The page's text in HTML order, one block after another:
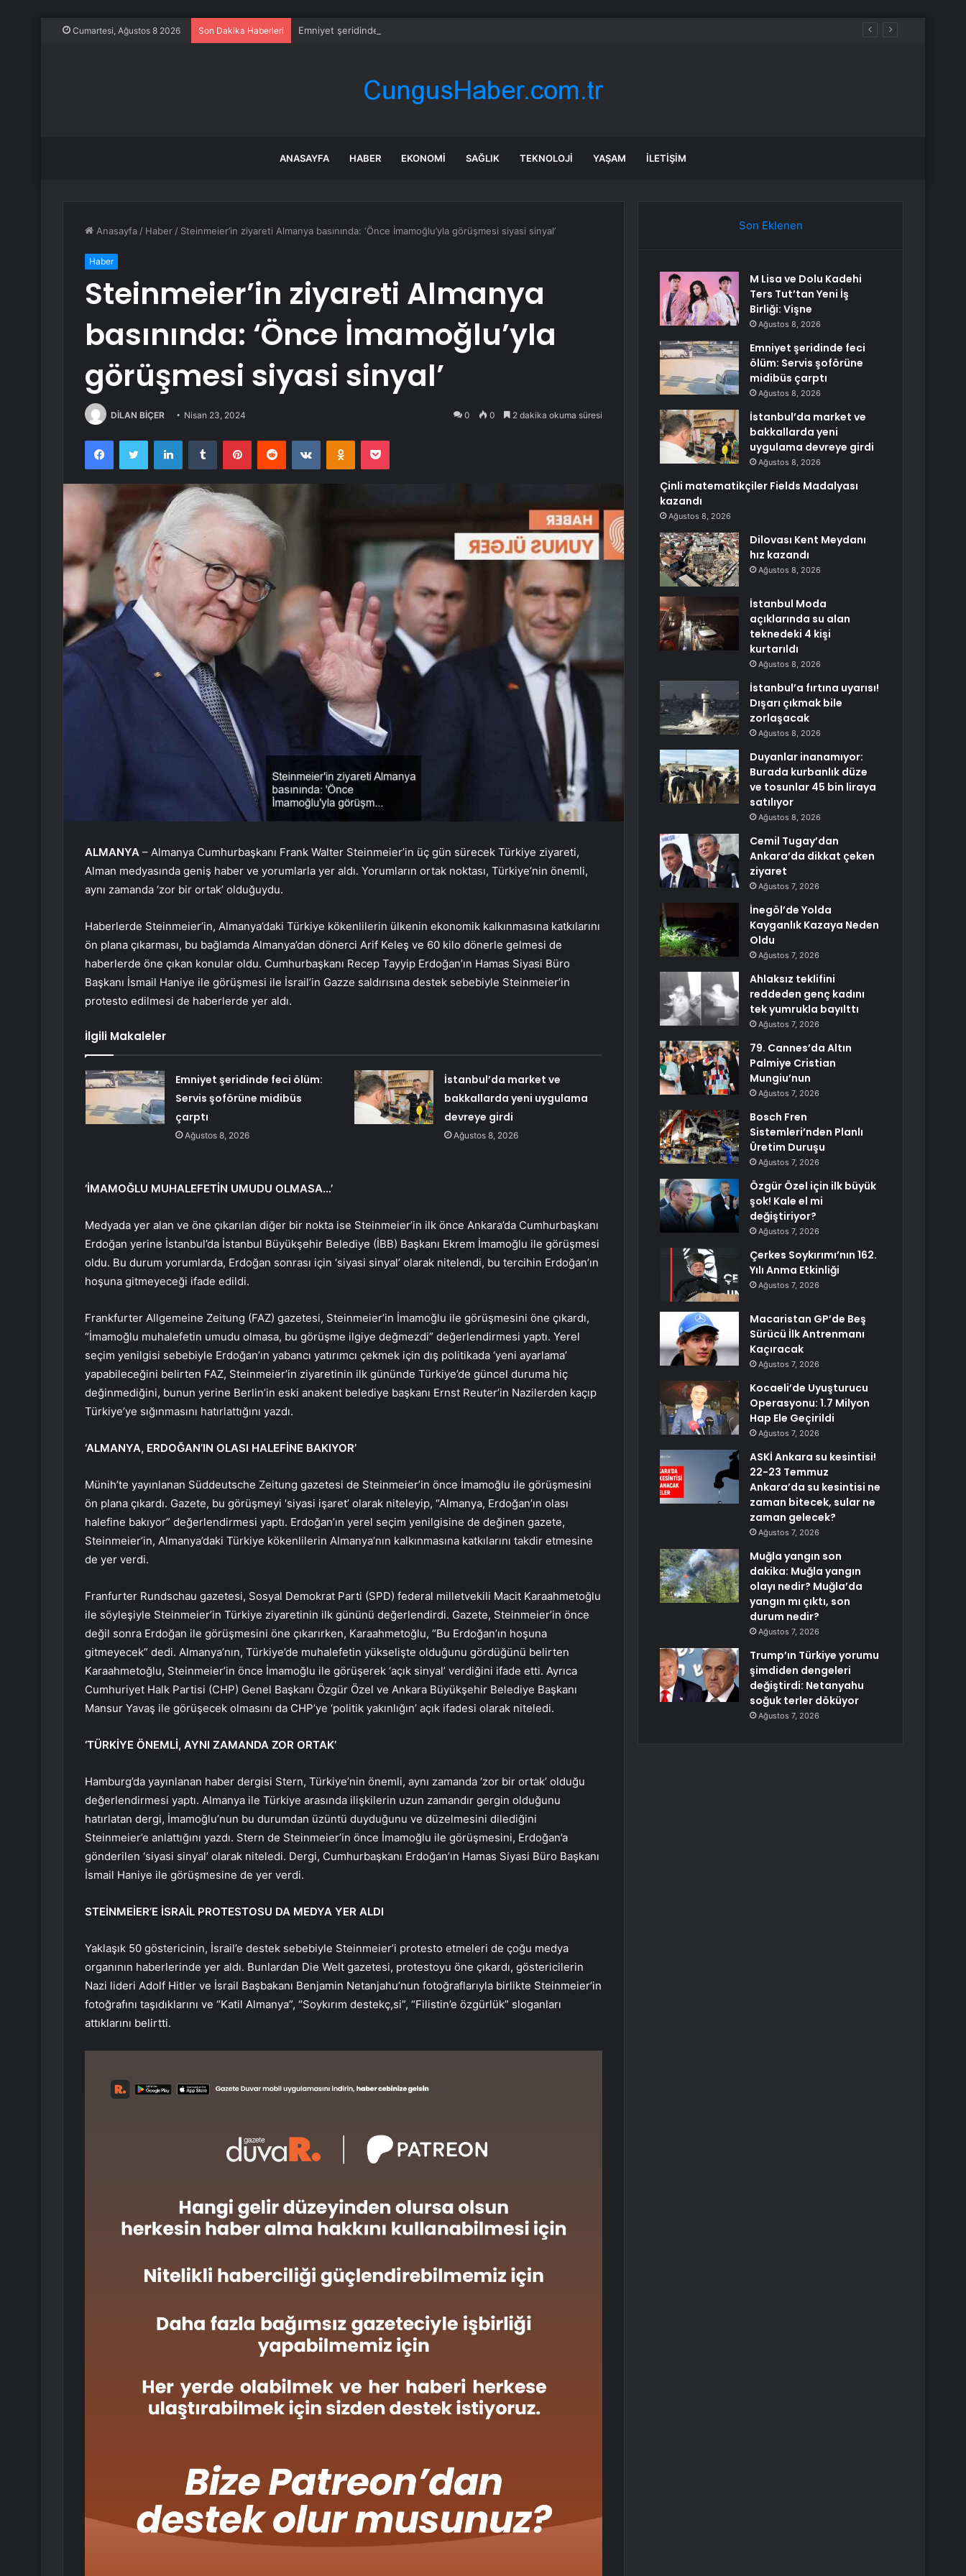
Cumartesi, Ağustos 8 2026 Son Dakika Haberleri Emniyet şeridinde feci ölüm: Servis şoförüne midibüs çarptı
ANASAYFA HABER EKONOMI SAĞLIK TEKNOLOJI YAŞAM İLETIŞIM
Anasayfa / Haber / Steinmeier’in ziyareti Almanya basınında: ‘Önce İmamoğlu’yla görüşmesi siyasi sinyal’
Haber
Steinmeier’in ziyareti Almanya
basınında: ‘Önce İmamoğlu’yla
görüşmesi siyasi sinyal’
DİLAN BİÇER Nisan 23, 2024 0 0 2 dakika okuma süresi
FacebookTwitter LinkedInTumblr PinterestReddit VKontakteOdnoklassniki
Pocket
ALMANYA – Almanya Cumhurbaşkanı Frank Walter Steinmeier’in üç gün sürecek Türkiye ziyareti,
Alman medyasında geniş haber ve yorumlarla yer aldı. Yorumların ortak noktası, Türkiye’nin önemli,
aynı zamanda ‘zor bir ortak’ olduğuydu.
Haberlerde Steinmeier’in, Almanya’daki Türkiye kökenlilerin ülkenin ekonomik kalkınmasına katkılarını
ön plana çıkarması, bu bağlamda Almanya’dan dönerci Arif Keleş ve 60 kilo dönerle gelmesi de
haberlerde öne çıkan konular oldu. Cumhurbaşkanı Recep Tayyip Erdoğan’ın Hamas Siyasi Büro
Başkanı İsmail Haniye ile görüşmesi ile İsrail’in Gazze saldırısına destek sebebiyle Steinmeier’in
protesto edilmesi de haberlerde yer aldı.
İlgili Makaleler
Emniyet şeridinde feci ölüm:
Servis şoförüne midibüs
çarptı
Ağustos 8, 2026
İstanbul’da market ve
bakkallarda yeni uygulama
devreye girdi
Ağustos 8, 2026
‘İMAMOĞLU MUHALEFETİN UMUDU OLMASA…’
Medyada yer alan ve öne çıkarılan diğer bir nokta ise Steinmeier’in ilk önce Ankara’da Cumhurbaşkanı
Erdoğan yerine İstanbul’da İstanbul Büyükşehir Belediye (İBB) Başkanı Ekrem İmamoğlu ile görüşmesi
oldu. Bu durum yorumlarda, Erdoğan sonrası için ‘siyasi sinyal’ olarak nitelendi, bu tercihin Erdoğan’ın
hoşuna gitmeyeceği ifade edildi.
Frankfurter Allgemeine Zeitung (FAZ) gazetesi, Steinmeier’in İmamoğlu ile görüşmesini öne çıkardı,
“İmamoğlu muhalefetin umudu olmasa, bu görüşme ilgiye değmezdi” değerlendirmesi yaptı. Yerel
seçim yenilgisi sebebiyle Erdoğan’ın yabancı yatırımcı çekmek için dış politikada ‘yeni ayarlama’
yapabileceğini belirten FAZ, Steinmeier’in ziyaretinin ilk gününde Türkiye’de güncel duruma hiç
değinmediğini, bunun yerine Berlin’in eski anakent belediye başkanı Ernst Reuter’in Nazilerden kaçıp
Türkiye’ye sığınmasını hatırlattığını yazdı.
‘ALMANYA, ERDOĞAN’IN OLASI HALEFİNE BAKIYOR’
Münih’te yayınlanan Süddeutsche Zeitung gazetesi de Steinmeier’in önce İmamoğlu ile görüşmesini
ön plana çıkardı. Gazete, bu görüşmeyi ‘siyasi işaret’ olarak niteleyip, “Almanya, Erdoğan’ın olası
halefine bakıyor” değerlendirmesi yaptı. Erdoğan’ın yerel seçim yenilgisine de değinen gazete,
Steinmeier’in, Almanya’daki Türkiye kökenlilerin Almanya’nın kalkınmasına katkılarını takdir etmesine
de yer verdi.
Franfurter Rundschau gazetesi, Sosyal Demokrat Parti (SPD) federal milletvekili Macit Karaahmetoğlu
ile söyleşiyle Steinmeier’in Türkiye ziyaretinin ilk gününü değerlendirdi. Gazete, Steinmeier’in önce
değil sonra Erdoğan ile görüşmesini öne çıkarırken, Karaahmetoğlu, “Bu Erdoğan’ın hoşuna
gitmeyecek” dedi. Almanya’nın, Türkiye’de muhalefetin yükselişte olduğunu gördüğünü belirten
Karaahmetoğlu, Steinmeier’in önce İmamoğlu ile görüşerek ‘açık sinyal’ verdiğini ifade etti. Ayrıca
Cumhuriyet Halk Partisi (CHP) Genel Başkanı Özgür Özel ve Ankara Büyükşehir Belediye Başkanı
Mansur Yavaş ile görüşecek olmasını da CHP’ye ‘politik yakınlığın’ açık ifadesi olarak niteledi.
‘TÜRKİYE ÖNEMLİ, AYNI ZAMANDA ZOR ORTAK’
Hamburg’da yayınlanan haber dergisi Stern, Türkiye’nin önemli, aynı zamanda ‘zor bir ortak’ olduğu
değerlendirmesi yaptı. Almanya ile Türkiye arasında ilişkilerin uzun zamandır gergin olduğunu
hatırlatan dergi, İmamoğlu’nun bu durumdan üzüntü duyduğunu ve düzelmesini dilediğini
Steinmeier’e anlattığını yazdı. Stern de Steinmeier’in önce İmamoğlu ile görüşmesini, Erdoğan’a
gönderilen ‘siyasi sinyal’ olarak niteledi. Dergi, Cumhurbaşkanı Erdoğan’ın Hamas Siyasi Büro Başkanı
İsmail Haniye ile görüşmesine de yer verdi.
STEİNMEİER’E İSRAİL PROTESTOSU DA MEDYA YER ALDI
Yaklaşık 50 göstericinin, İsrail’e destek sebebiyle Steinmeier’i protesto etmeleri de çoğu medya
organının haberlerinde yer aldı. Bunlardan Die Welt gazetesi, protestoyu öne çıkardı, göstericilerin
Nazi lideri Adolf Hitler ve İsrail Başbakanı Benjamin Netanjahu’nun fotoğraflarıyla birlikte Steinmeier’in
fotoğrafını taşıdıklarını ve “Katil Almanya”, “Soykırım destekç,si”, “Filistin’e özgürlük” sloganları
attıklarını belirtti.
Son Eklenen
M Lisa ve Dolu Kadehi
Ters Tut’tan Yeni İş
Birliği: Vişne
Ağustos 8, 2026
Emniyet şeridinde feci
ölüm: Servis şoförüne
midibüs çarptı
Ağustos 8, 2026
İstanbul’da market ve
bakkallarda yeni
uygulama devreye girdi
Ağustos 8, 2026
Çinli matematikçiler Fields Madalyası
kazandı
Ağustos 8, 2026
Dilovası Kent Meydanı
hız kazandı
Ağustos 8, 2026
İstanbul Moda
açıklarında su alan
teknedeki 4 kişi
kurtarıldı
Ağustos 8, 2026
İstanbul’a fırtına uyarısı!
Dışarı çıkmak bile
zorlaşacak
Ağustos 8, 2026
Duyanlar inanamıyor:
Burada kurbanlık düze
ve tosunlar 45 bin liraya
satılıyor
Ağustos 8, 2026
Cemil Tugay’dan
Ankara’da dikkat çeken
ziyaret
Ağustos 7, 2026
İnegöl’de Yolda
Kayganlık Kazaya Neden
Oldu
Ağustos 7, 2026
Ahlaksız teklifini
reddeden genç kadını
tek yumrukla bayılttı
Ağustos 7, 2026
79. Cannes’da Altın
Palmiye Cristian
Mungiu’nun
Ağustos 7, 2026
Bosch Fren
Sistemleri’nden Planlı
Üretim Duruşu
Ağustos 7, 2026
Özgür Özel için ilk büyük
şok! Kale el mi
değiştiriyor?
Ağustos 7, 2026
Çerkes Soykırımı’nın 162.
Yılı Anma Etkinliği
Ağustos 7, 2026
Macaristan GP’de Beş
Sürücü İlk Antrenmanı
Kaçıracak
Ağustos 7, 2026
Kocaeli’de Uyuşturucu
Operasyonu: 1.7 Milyon
Hap Ele Geçirildi
Ağustos 7, 2026
ASKİ Ankara su kesintisi!
22-23 Temmuz
Ankara’da su kesintisi ne
zaman bitecek, sular ne
zaman gelecek?
Ağustos 7, 2026
Muğla yangın son
dakika: Muğla yangın
olayı nedir? Muğla’da
yangın mı çıktı, son
durum nedir?
Ağustos 7, 2026
Trump’ın Türkiye yorumu
şimdiden dengeleri
değiştirdi: Netanyahu
soğuk terler döküyor
Ağustos 7, 2026